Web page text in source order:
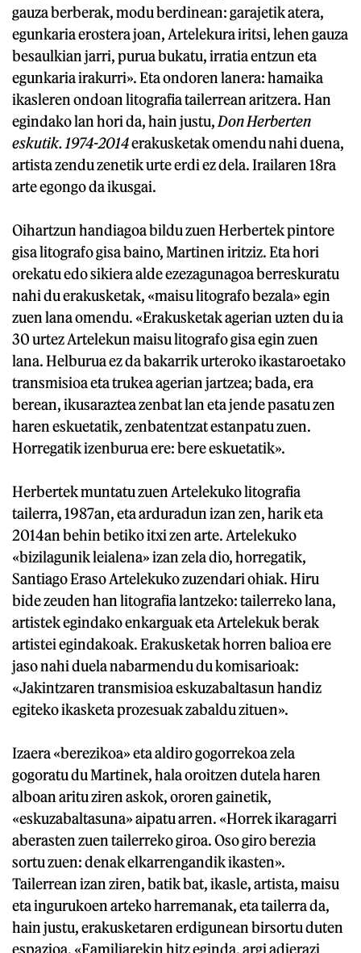
gauza berberak, modu berdinean: garajetik atera,
egunkaria erostera joan, Artelekura iritsi, lehen gauza
besaulkian jarri, purua bukatu, irratia entzun eta
egunkaria irakurri». Eta ondoren lanera: hamaika
ikasleren ondoan litografia tailerrean aritzera. Han
egindako lan hori da, hain justu, Don Herberten
eskutik. 1974-2014erakusketak omendu nahi duena,
artista zendu zenetik urte erdi ez dela. Irailaren 18ra
arte egongo da ikusgai.
Oihartzun handiagoa bildu zuen Herbertek pintore
gisa litografo gisa baino, Martinen iritziz. Eta hori
orekatu edo sikiera alde ezezagunagoa berreskuratu
nahi du erakusketak, «maisu litografo bezala» egin
zuen lana omendu. «Erakusketak agerian uzten du ia
30 urtez Artelekun maisu litografo gisa egin zuen
lana. Helburua ez da bakarrik urteroko ikastaroetako
transmisioa eta trukea agerian jartzea; bada, era
berean, ikusaraztea zenbat lan eta jende pasatu zen
haren eskuetatik, zenbatentzat estanpatu zuen.
Horregatik izenburua ere: bere eskuetatik».
Herbertek muntatu zuen Artelekuko litografia
tailerra, 1987an, eta arduradun izan zen, harik eta
2014an behin betiko itxi zen arte. Artelekuko
«bizilagunik leialena» izan zela dio, horregatik,
Santiago Eraso Artelekuko zuzendari ohiak. Hiru
bide zeuden han litografia lantzeko: tailerreko lana,
artistek egindako enkarguak eta Artelekuk berak
artistei egindakoak. Erakusketak horren balioa ere
jaso nahi duela nabarmendu du komisarioak:
«Jakintzaren transmisioa eskuzabaltasun handiz
egiteko ikasketa prozesuak zabaldu zituen».
Izaera «berezikoa» eta aldiro gogorrekoa zela
gogoratu du Martinek, hala oroitzen dutela haren
alboan aritu ziren askok, ororen gainetik,
«eskuzabaltasuna» aipatu arren. «Horrek ikaragarri
aberasten zuen tailerreko giroa. Oso giro berezia
sortu zuen: denak elkarrengandik ikasten».
Tailerrean izan ziren, batik bat, ikasle, artista, maisu
eta ingurukoen arteko harremanak, eta tailerra da,
hain justu, erakusketaren erdigunean birsortu duten
espazioa. «Familiarekin hitz eginda, argi adierazi